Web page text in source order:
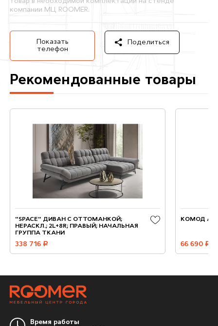
компании МЦ ROOMER.
Показать
телефон
Поделиться
Рекомендованные товары
"SPACE" ДИВАН С ОТТОМАНКОЙ;
НЕРАСКЛ.; 2L+8R; ПРАВЫЙ; НАЧАЛЬНАЯ
ГРУППА ТКАНИ
338 716 руб.
КОМОД
66 690 руб.
Время работы